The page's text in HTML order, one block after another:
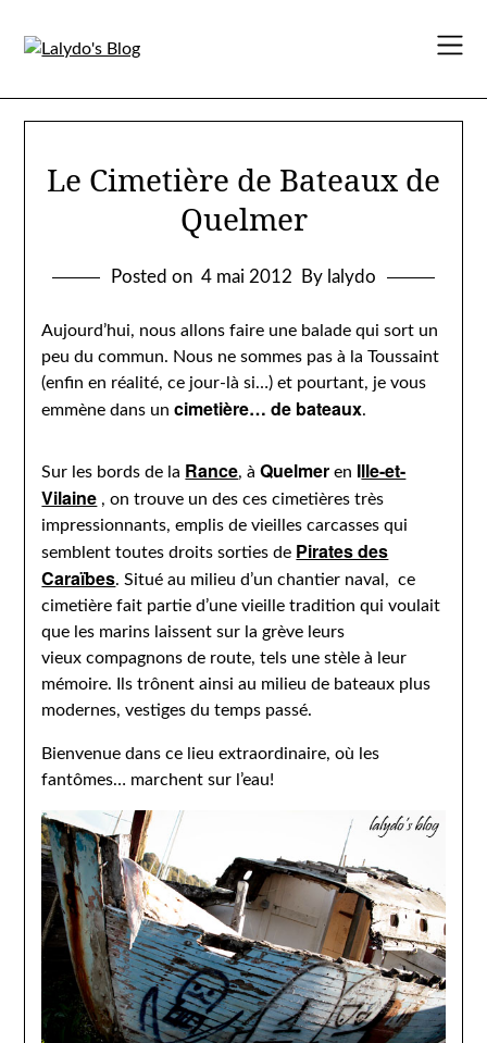
Le Cimetière de Bateaux de
Quelmer
Posted on 4 mai 2012 By lalydo
Aujourd’hui, nous allons faire une balade qui sort un
peu du commun. Nous ne sommes pas à la Toussaint
(enfin en réalité, ce jour-là si…) et pourtant, je vous
emmène dans uncimetière… de bateaux.
Sur les bords de la Rance, àQuelmer en Ille-et-
Vilaine , on trouve un des ces cimetières très
impressionnants, emplis de vieilles carcasses qui
semblent toutes droits sorties de Pirates des
Caraïbes. Situé au milieu d’un chantier naval, ce
cimetière fait partie d’une vieille tradition qui voulait
que les marins laissent sur la grève leurs
vieux compagnons de route, tels une stèle à leur
mémoire. Ils trônent ainsi au milieu de bateaux plus
modernes, vestiges du temps passé.
Bienvenue dans ce lieu extraordinaire, où les
fantômes… marchent sur l’eau!